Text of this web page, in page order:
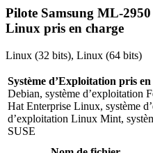
Pilote Samsung ML-
Linux pris en charge
Linux (32 bits), Linux (64 bits)
Système d’Exploitation pris
Debian, système d’exploitation
Hat Enterprise Linux, système
d’exploitation Linux Mint,
SUSE